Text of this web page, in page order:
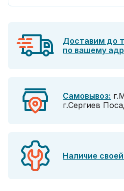
Доставим до
по вашему
Самовывоз:
г.Сергиев
Наличие